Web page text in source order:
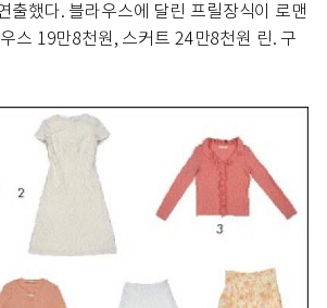
출했다. 블라우스에 달린 프릴장식이 로맨
스 19만8천원, 스커트 24만8천원 린. 구